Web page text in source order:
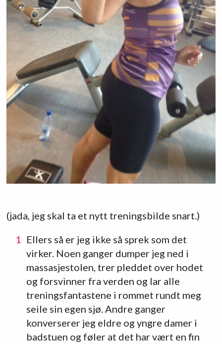
(jada, jeg skal ta et nytt treningsbilde snart.)
Ellers så er jeg ikke så sprek som det
virker. Noen ganger dumper jeg ned i
massasjestolen, trer pleddet over hodet
og forsvinner fra verden og lar alle
treningsfantastene i rommet rundt meg
seile sin egen sjø. Andre ganger
konverserer jeg eldre og yngre damer i
badstuen og føler at det har vært en fin